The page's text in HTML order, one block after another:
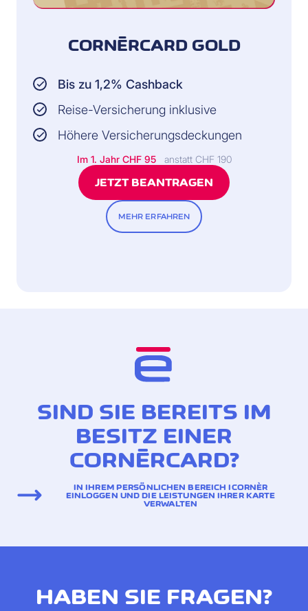
der Handtasche,
eines Diebstahls
oder eines Überfalls
VERSICHERUNGSSUMME:
Bis zu CHF 250 pro
Gegenstand und bis
zu CHF 2’000 pro
Schadensfall und
Jahr
VERSICHERER:
rechtsverbindlichen
Konditionen finden Sie in
den Allgemeinen
Kostenlos inbegriffen
(verfügbar ausschliesslich mit der Cornèrcard Gold
CORNÈRCARD GOLD
Bis zu 1,2% Cashback
Reise-Versicherung inklusive
Höhere Versicherungsdeckungen
Im 1. Jahr CHF 95 anstatt CHF 190
JETZT BEANTRAGEN
MEHR ERFAHREN
SIND SIE BEREITS IM
BESITZ EINER
CORNÈRCARD?
IN IHREM PERSÖNLICHEN BEREICH ICORNÈR
EINLOGGEN UND DIE LEISTUNGEN IHRER KARTE
VERWALTEN
HABEN SIE FRAGEN?